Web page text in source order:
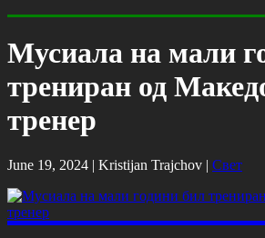
Мусиала на мали
трениран од
тренер
June 19, 2024 | Kristijan Trajchov | Свет